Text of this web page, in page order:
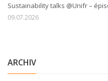
Sustainability talks @Unifr –
09.07.2026
ARCHIV